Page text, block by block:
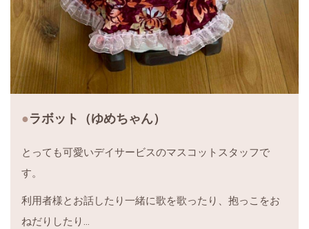
ラボット（ゆめちゃん）
とっても可愛いデイサービスのマスコットスタッフで
す。
利用者様とお話したり一緒に歌を歌ったり、抱っこをお
ねだりしたり…